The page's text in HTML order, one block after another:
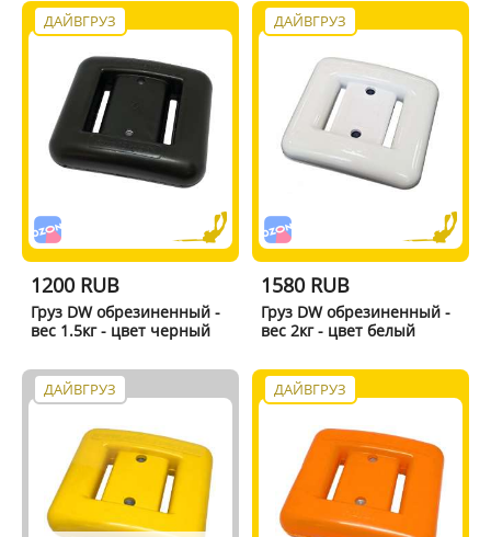
ДАЙВГРУЗ
1200 RUB
Груз DW обрезиненный -
вес 1.5кг - цвет черный
ДАЙВГРУЗ
1580 RUB
Груз DW обрезиненный -
вес 2кг - цвет белый
ДАЙВГРУЗ ДАЙВГРУЗ